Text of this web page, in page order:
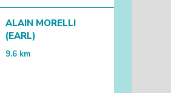
ALAIN MORELLI
(EARL)
9.6 km